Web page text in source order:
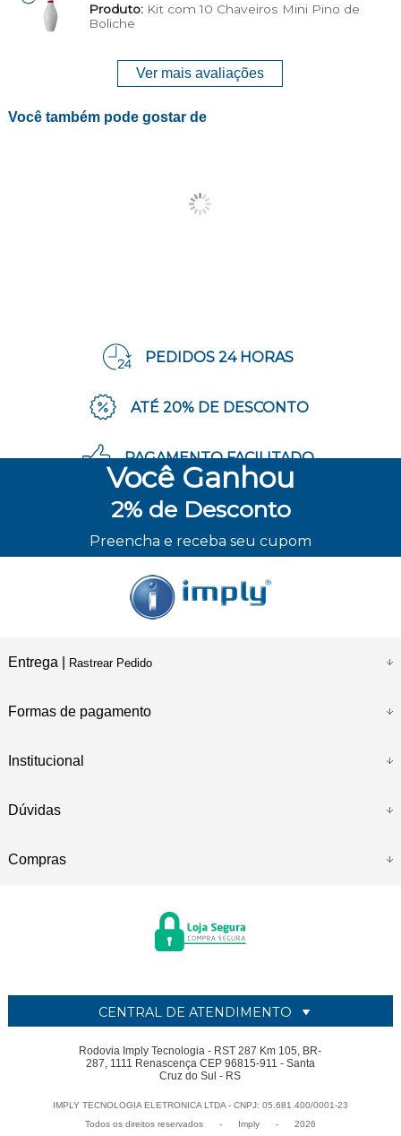
Produto:Kit com 10 Chaveiros Mini Pino de
Boliche
Ver mais avaliações
Você também pode gostar de
PEDIDOS 24 HORAS
ATÉ 20% DE DESCONTO
PAGAMENTO FACILITADO
ENVIO RÁPIDO
Você Ganhou
2%de Desconto
Preencha e receba seu cupom
Entrega | Rastrear Pedido
Formas de pagamento
Institucional
Dúvidas
Compras
CENTRAL DE ATENDIMENTO
Rodovia Imply Tecnologia - RST 287 Km 105, BR-
287, 1111 Renascença CEP 96815-911 - Santa
Cruz do Sul - RS
IMPLY TECNOLOGIA ELETRONICA LTDA - CNPJ: 05.681.400/0001-23
Todos os direitos reservados
- Imply - 2026